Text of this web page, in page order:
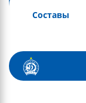
Составы